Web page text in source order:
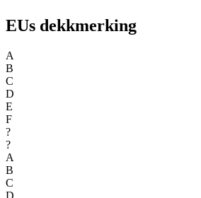
EUs dekkmerking
A
B
C
D
E
F
?
?
A
B
C
D